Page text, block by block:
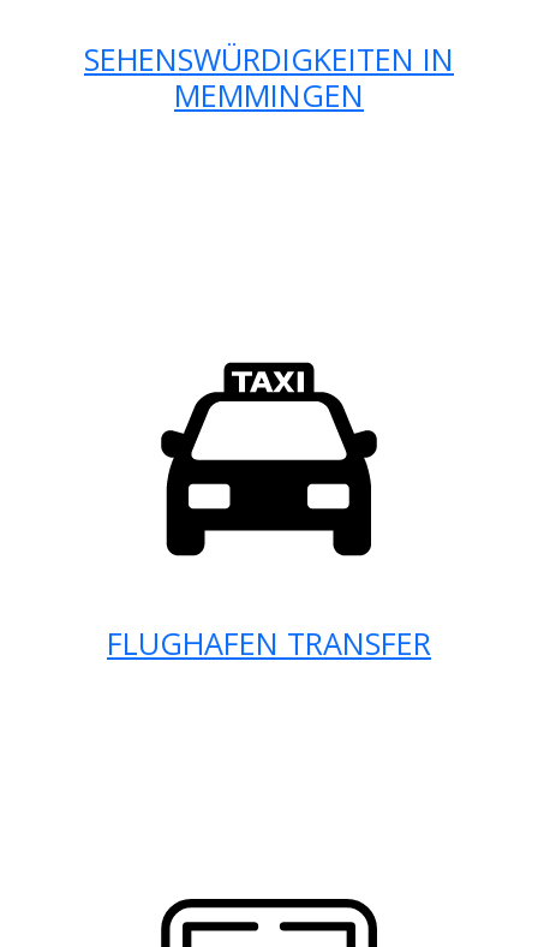
SEHENSWÜRDIGKEITEN IN
MEMMINGEN
FLUGHAFEN TRANSFER